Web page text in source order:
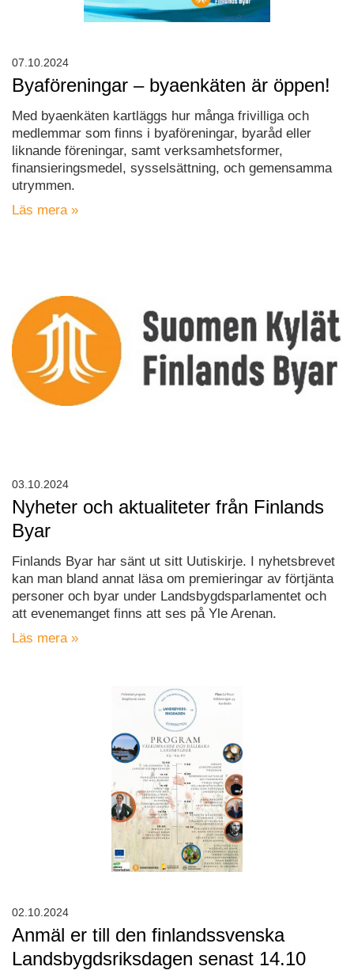
Byaföreningar – byaenkäten är öppen!
Med byaenkäten kartläggs hur många frivilliga och
medlemmar som finns i byaföreningar, byaråd eller
liknande föreningar, samt verksamhetsformer,
finansieringsmedel, sysselsättning, och gemensamma
utrymmen.
Läs mera »
07.10.2024
Nyheter och aktualiteter från Finlands
Byar
Finlands Byar har sänt ut sitt Uutiskirje. I nyhetsbrevet
kan man bland annat läsa om premieringar av förtjänta
personer och byar under Landsbygdsparlamentet och
att evenemanget finns att ses på Yle Arenan.
Läs mera »
03.10.2024
Anmäl er till den finlandssvenska
Landsbygdsriksdagen senast 14.10
02.10.2024